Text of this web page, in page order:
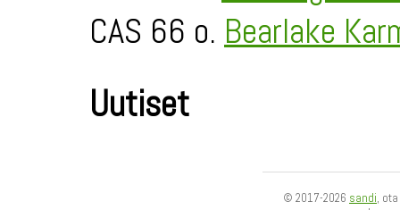
CAS 66 o. Bearlake
Uutiset
© 2017-2026 sandi,